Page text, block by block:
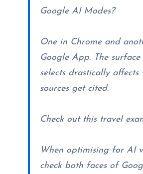
Google AI Modes?
One in Chrome and
Google App. The surface
selects drastically affects
sources get cited.
Check out this travel
When optimising for AI
check both faces of